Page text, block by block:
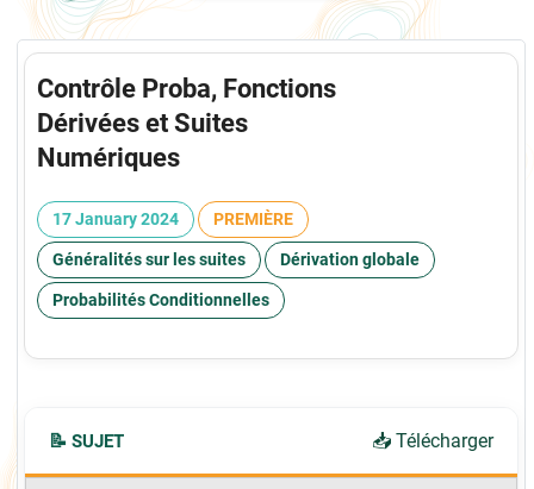
Contrôle Proba, Fonctions
Dérivées et Suites
Numériques
17 January 2024 PREMIÈRE
Généralités sur les suites Dérivation globale
Probabilités Conditionnelles
📝 SUJET 📥 Télécharger